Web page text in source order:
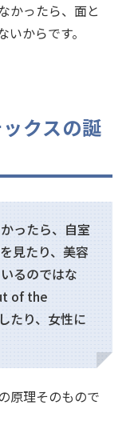
かったら、面と
からです。
クスの誕
ったら、自室
見たり、美容
るのではな
of the
たり、女性に
原理そのもので